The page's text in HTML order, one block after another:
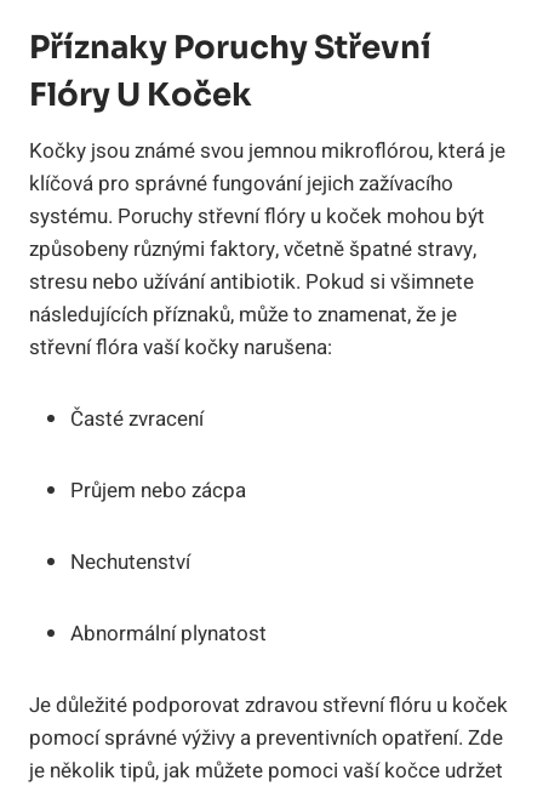
Příznaky Poruchy Střevní
Flóry U Koček
Kočky jsou známé svou jemnou mikroflórou, která je
klíčová pro správné fungování jejich zažívacího
systému. Poruchy střevní flóry u koček mohou být
způsobeny různými faktory, včetně špatné stravy,
stresu nebo užívání antibiotik. Pokud si všimnete
následujících příznaků, může to znamenat, že je
střevní flóra vaší kočky narušena:
Časté zvracení
Průjem nebo zácpa
Nechutenství
Abnormální plynatost
Je důležité podporovat zdravou střevní flóru u koček
pomocí správné výživy a preventivních opatření. Zde
je několik tipů, jak můžete pomoci vaší kočce udržet